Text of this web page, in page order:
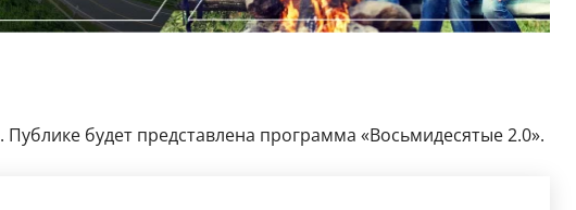
. Публике будет представлена программа «Восьмидесятые 2.0».